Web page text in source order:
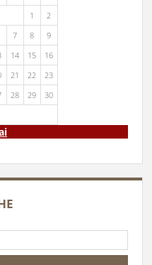
1
2
7 8
9
14 15
16
21 22
23
28 29
30